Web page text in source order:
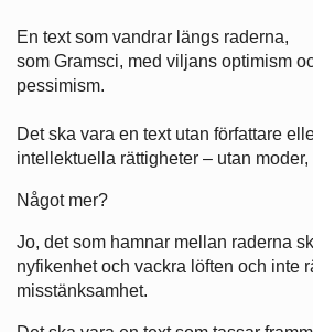
En text som vandrar längs raderna,
som Gramsci, med viljans optimism
pessimism.
Det ska vara en text utan författare
intellektuella rättigheter – utan
Något mer?
Jo, det som hamnar mellan raderna
nyfikenhet och vackra löften och inte
misstänksamhet.